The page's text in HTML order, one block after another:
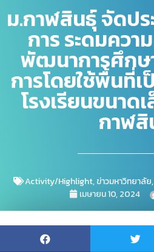
ม.กาฬสินธุ์ จัดป
การ ระดมควา
พัฒนาการศึก
การโดยใช้พื้นที่
โรงเรียนขนาด
กาฬ
Activity/Highlight,ข่าวมหาวิทยาลัย,
เมษายน 10, 2024